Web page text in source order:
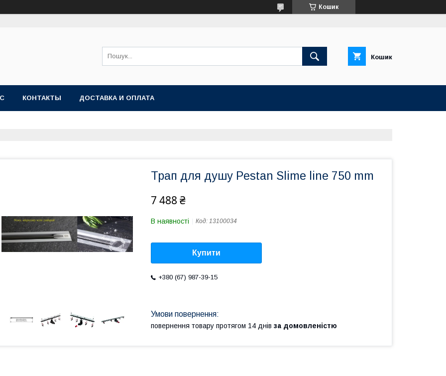
Кошик
Кошик
КОНТАКТЫ ДОСТАВКА И ОПЛАТА
Трап для душу Pestan Slime line 750 mm
7 488 ₴
В наявності Код: 13100034
Купити
+380 (67) 987-39-15
повернення товару протягом 14 днів за домовленістю